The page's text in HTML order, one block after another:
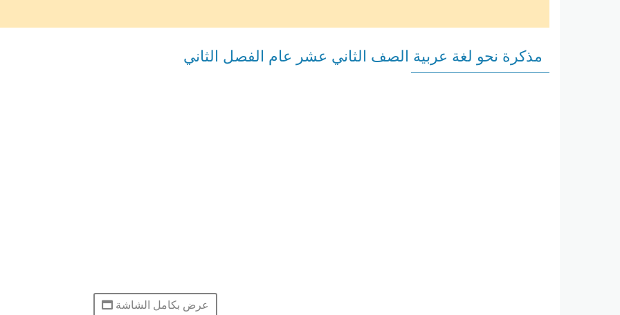
مذكرة نحو لغة عربية الصف الثاني عشر عام الفصل الثاني
عرض بكامل الشاشة